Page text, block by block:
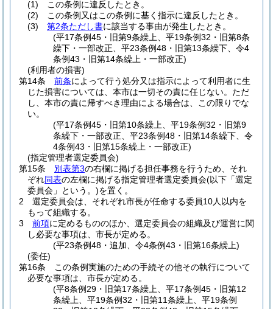
(1)
この条例に違反したとき。
(2)
この条例又はこの条例に基く指示に違反したとき。
(3)
第2条ただし書に該当する事由が発生したとき。
(平17条例45・旧第9条繰上、平19条例32・旧第8条
繰下・一部改正、平23条例48・旧第13条繰下、令4
条例43・旧第14条繰上・一部改正)
(利用者の損害)
第14条
前条によって行う処分又は指示によって利用者に生
じた損害については、本市は一切その責に任じない。 ただ
し、本市の責に帰すべき理由による場合は、この限りでな
い。
(平17条例45・旧第10条繰上、平19条例32・旧第9
条繰下・一部改正、平23条例48・旧第14条繰下、令
4条例43・旧第15条繰上・一部改正)
(指定管理者選定委員会)
第15条
別表第3の右欄に掲げる担任事務を行うため、それ
ぞれ同表の左欄に掲げる指定管理者選定委員会(以下「選定
委員会」という。)を置く。
2
選定委員会は、それぞれ市長が任命する委員10人以内を
もって組織する。
3
前項に定めるもののほか、選定委員会の組織及び運営に関
し必要な事項は、市長が定める。
(平23条例48・追加、令4条例43・旧第16条繰上)
(委任)
第16条
この条例実施のための手続その他その執行について
必要な事項は、市長が定める。
(平8条例29・旧第17条繰上、平17条例45・旧第12
条繰上、平19条例32・旧第11条繰上、平19条例